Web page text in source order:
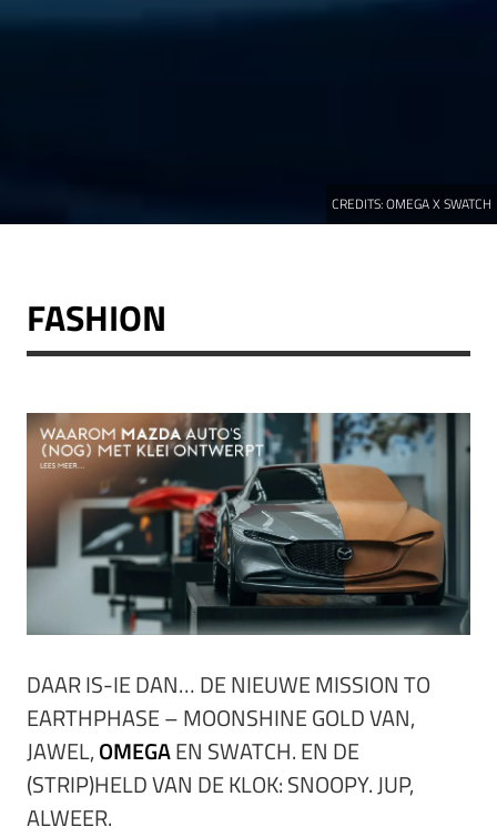
CREDITS:OMEGA X SWATCH
FASHION
DAAR IS-IE DAN… DE NIEUWE MISSION TO
EARTHPHASE – MOONSHINE GOLD VAN,
JAWEL,OMEGAEN SWATCH. EN DE
(STRIP)HELD VAN DE KLOK: SNOOPY. JUP,
ALWEER.